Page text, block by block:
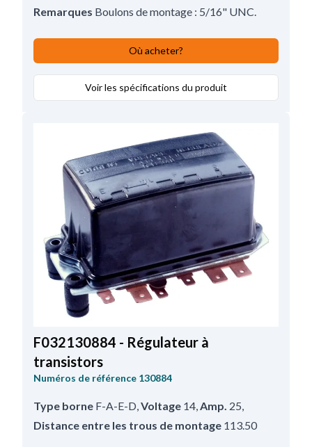
Remarques Boulons de montage : 5/16" UNC.
Où acheter?
Voir les spécifications du produit
F032130884 - Régulateur à
transistors
Numéros de référence 130884
Type borne F-A-E-D Voltage 14 Amp. 25
Distance entre les trous de montage 113.50